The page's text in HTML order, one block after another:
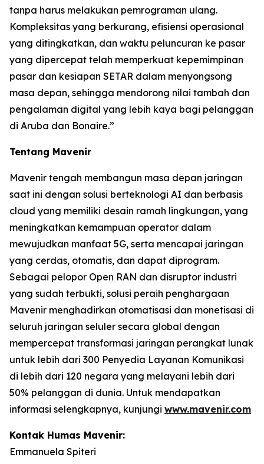
tanpa harus melakukan pemrograman ulang.
Kompleksitas yang berkurang, efisiensi operasional
yang ditingkatkan, dan waktu peluncuran ke pasar
yang dipercepat telah memperkuat kepemimpinan
pasar dan kesiapan SETAR dalam menyongsong
masa depan, sehingga mendorong nilai tambah dan
pengalaman digital yang lebih kaya bagi pelanggan
di Aruba dan Bonaire.”
Tentang Mavenir
Mavenir tengah membangun masa depan jaringan
saat ini dengan solusi berteknologi AI dan berbasis
cloud yang memiliki desain ramah lingkungan, yang
meningkatkan kemampuan operator dalam
mewujudkan manfaat 5G, serta mencapai jaringan
yang cerdas, otomatis, dan dapat diprogram.
Sebagai pelopor Open RAN dan disruptor industri
yang sudah terbukti, solusi peraih penghargaan
Mavenir menghadirkan otomatisasi dan monetisasi di
seluruh jaringan seluler secara global dengan
mempercepat transformasi jaringan perangkat lunak
untuk lebih dari 300 Penyedia Layanan Komunikasi
di lebih dari 120 negara yang melayani lebih dari
50% pelanggan di dunia. Untuk mendapatkan
informasi selengkapnya, kunjungi www.mavenir.com
Kontak Humas Mavenir:
Emmanuela Spiteri